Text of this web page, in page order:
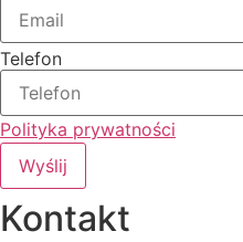
Telefon
Polityka prywatności
Wyślij
Kontakt